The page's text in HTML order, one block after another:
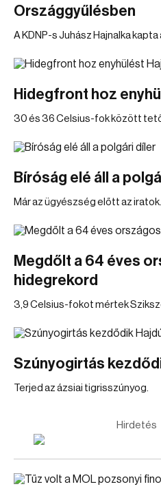
Országgyűlésben
A KDNP-s Juhász Hajnalka kapta
Hidegfront hoz
30 és 36 Celsius-fok között
Bíróság elé áll a
Már az ügyészség előtt az iratok.
Megdőlt a 64 éves
hidegrekord
3,9 Celsius-fokot mértek
Szúnyogirtás
Terjed az ázsiai tigrisszúnyog.
Hirdetés